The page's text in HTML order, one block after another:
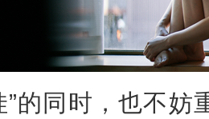
”的同时，也不